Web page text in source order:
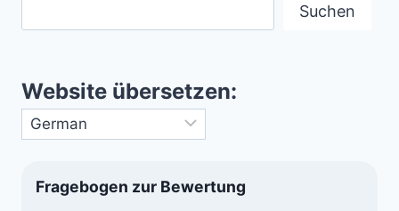
Suchen
Website übersetzen:
Fragebogen zur Bewertung